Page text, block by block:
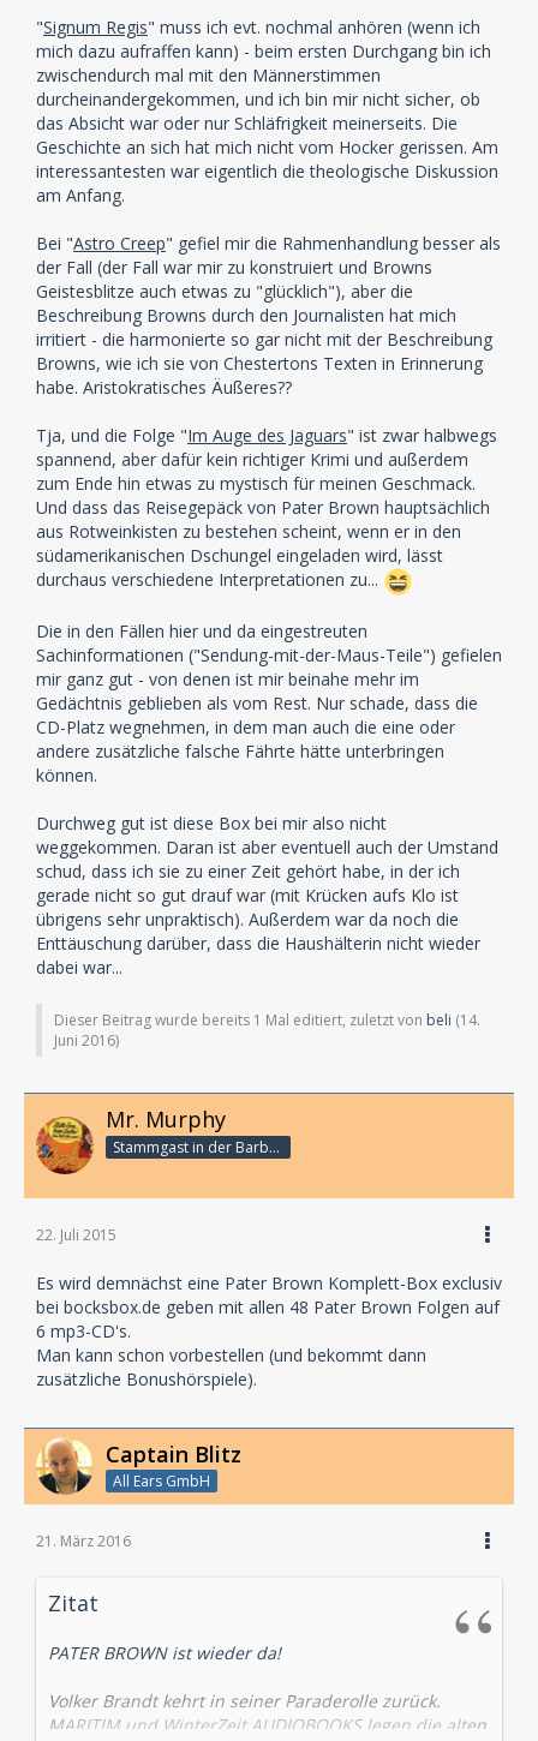
"Signum Regis" muss ich evt. nochmal anhören (wenn ich
mich dazu aufraffen kann) - beim ersten Durchgang bin ich
zwischendurch mal mit den Männerstimmen
durcheinandergekommen, und ich bin mir nicht sicher, ob
das Absicht war oder nur Schläfrigkeit meinerseits. Die
Geschichte an sich hat mich nicht vom Hocker gerissen. Am
interessantesten war eigentlich die theologische Diskussion
am Anfang.
Bei "Astro Creep" gefiel mir die Rahmenhandlung besser als
der Fall (der Fall war mir zu konstruiert und Browns
Geistesblitze auch etwas zu "glücklich"), aber die
Beschreibung Browns durch den Journalisten hat mich
irritiert - die harmonierte so gar nicht mit der Beschreibung
Browns, wie ich sie von Chestertons Texten in Erinnerung
habe. Aristokratisches Äußeres??
Tja, und die Folge "Im Auge des Jaguars" ist zwar halbwegs
spannend, aber dafür kein richtiger Krimi und außerdem
zum Ende hin etwas zu mystisch für meinen Geschmack.
Und dass das Reisegepäck von Pater Brown hauptsächlich
aus Rotweinkisten zu bestehen scheint, wenn er in den
südamerikanischen Dschungel eingeladen wird, lässt
durchaus verschiedene Interpretationen zu...
Die in den Fällen hier und da eingestreuten
Sachinformationen ("Sendung-mit-der-Maus-Teile") gefielen
mir ganz gut - von denen ist mir beinahe mehr im
Gedächtnis geblieben als vom Rest. Nur schade, dass die
CD-Platz wegnehmen, in dem man auch die eine oder
andere zusätzliche falsche Fährte hätte unterbringen
können.
Durchweg gut ist diese Box bei mir also nicht
weggekommen. Daran ist aber eventuell auch der Umstand
schud, dass ich sie zu einer Zeit gehört habe, in der ich
gerade nicht so gut drauf war (mit Krücken aufs Klo ist
übrigens sehr unpraktisch). Außerdem war da noch die
Enttäuschung darüber, dass die Haushälterin nicht wieder
dabei war...
Dieser Beitrag wurde bereits 1 Mal editiert, zuletzt von beli (14.
Juni 2016)
Mr. Murphy
Stammgast in der Barbarabar
22. Juli 2015
Es wird demnächst eine Pater Brown Komplett-Box exclusiv
bei bocksbox.de geben mit allen 48 Pater Brown Folgen auf
6 mp3-CD's.
Man kann schon vorbestellen (und bekommt dann
zusätzliche Bonushörspiele).
Captain Blitz
All Ears GmbH
21. März 2016
Zitat
PATER BROWN ist wieder da!
Volker Brandt kehrt in seiner Paraderolle zurück.
MARITIM und WinterZeit AUDIOBOOKS legen die alten